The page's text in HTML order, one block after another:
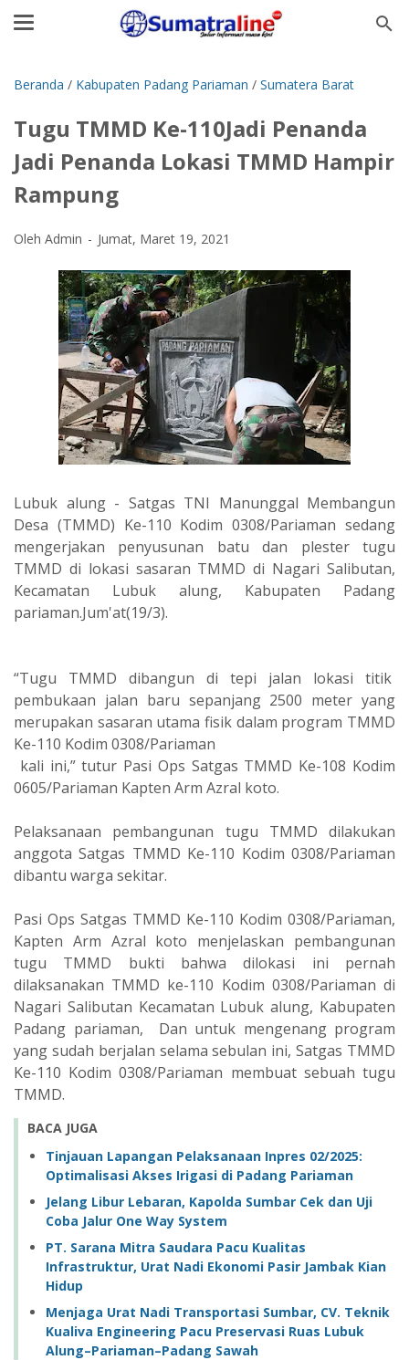
Beranda / Kabupaten Padang Pariaman / Sumatera Barat
Tugu TMMD Ke-110Jadi Penanda
Jadi Penanda Lokasi TMMD Hampir
Rampung
Oleh Admin Jumat, Maret 19, 2021
Lubuk alung - Satgas TNI Manunggal Membangun
Desa (TMMD) Ke-110 Kodim 0308/Pariaman sedang
mengerjakan penyusunan batu dan plester tugu
TMMD di lokasi sasaran TMMD di Nagari Salibutan,
Kecamatan Lubuk alung, Kabupaten Padang
pariaman.Jum'at(19/3).
“Tugu TMMD dibangun di tepi jalan lokasi titik
pembukaan jalan baru sepanjang 2500 meter yang
merupakan sasaran utama fisik dalam program TMMD
Ke-110 Kodim 0308/Pariaman
kali ini,” tutur Pasi Ops Satgas TMMD Ke-108 Kodim
0605/Pariaman Kapten Arm Azral koto.
Pelaksanaan pembangunan tugu TMMD dilakukan
anggota Satgas TMMD Ke-110 Kodim 0308/Pariaman
dibantu warga sekitar.
Pasi Ops Satgas TMMD Ke-110 Kodim 0308/Pariaman,
Kapten Arm Azral koto menjelaskan pembangunan
tugu TMMD bukti bahwa dilokasi ini pernah
dilaksanakan TMMD ke-110 Kodim 0308/Pariaman di
Nagari Salibutan Kecamatan Lubuk alung, Kabupaten
Padang pariaman, Dan untuk mengenang program
yang sudah berjalan selama sebulan ini, Satgas TMMD
Ke-110 Kodim 0308/Pariaman membuat sebuah tugu
TMMD.
BACA JUGA
Tinjauan Lapangan Pelaksanaan Inpres 02/2025:
Optimalisasi Akses Irigasi di Padang Pariaman ‎
Jelang Libur Lebaran, Kapolda Sumbar Cek dan Uji
Coba Jalur One Way System
PT. Sarana Mitra Saudara Pacu Kualitas
Infrastruktur, Urat Nadi Ekonomi Pasir Jambak Kian
Hidup
Menjaga Urat Nadi Transportasi Sumbar, CV. Teknik
Kualiva Engineering Pacu Preservasi Ruas Lubuk
Alung–Pariaman–Padang Sawah